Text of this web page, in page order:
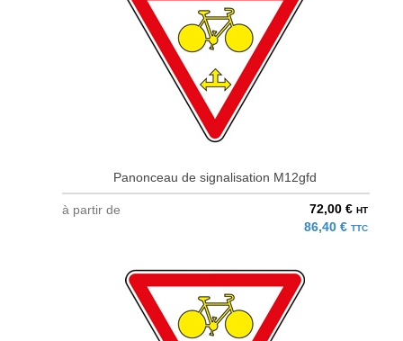
Panonceau de signalisation M12gfd
à partir de 72,00 € HT
86,40 € TTC